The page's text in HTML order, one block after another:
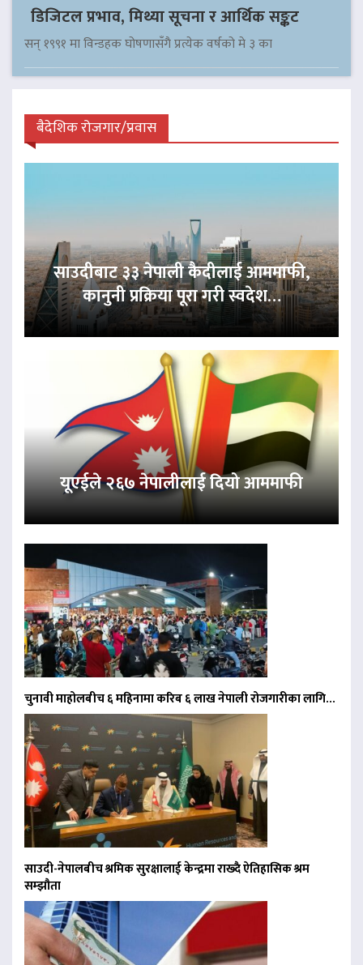
डिजिटल प्रभाव, मिथ्या सूचना र आर्थिक सङ्कट
सन् १९९१ मा विन्डहक घोषणासँगै प्रत्येक वर्षको मे ३ का
बैदेशिक रोजगार/प्रवास
साउदीबाट ३३ नेपाली कैदीलाई आममाफी,
कानुनी प्रक्रिया पूरा गरी स्वदेश…
यूएईले २६७ नेपालीलाई दियो आममाफी
चुनावी माहोलबीच ६ महिनामा करिब ६ लाख नेपाली रोजगारीका लागि…
साउदी-नेपालबीच श्रमिक सुरक्षालाई केन्द्रमा राख्दै ऐतिहासिक श्रम
सम्झौता